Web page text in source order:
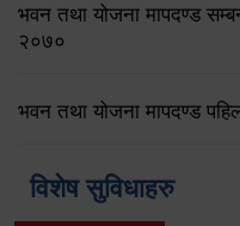
भवन तथा योजना मापदण्ड
२०७०
भवन तथा योजना मापदण्ड
विशेष सुविधाहरु